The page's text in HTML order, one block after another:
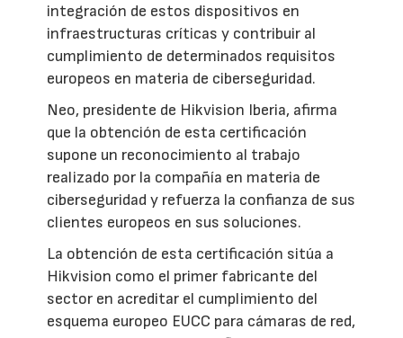
integración de estos dispositivos en
infraestructuras críticas y contribuir al
cumplimiento de determinados requisitos
europeos en materia de ciberseguridad.
Neo, presidente de Hikvision Iberia, afirma
que la obtención de esta certificación
supone un reconocimiento al trabajo
realizado por la compañía en materia de
ciberseguridad y refuerza la confianza de sus
clientes europeos en sus soluciones.
La obtención de esta certificación sitúa a
Hikvision como el primer fabricante del
sector en acreditar el cumplimiento del
esquema europeo EUCC para cámaras de red,